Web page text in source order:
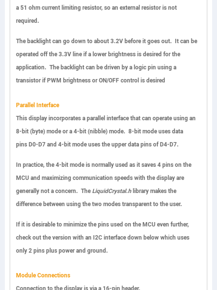
a 51 ohm current limiting resistor, so an external resistor is not
required.
The backlight can go down to about 3.2V before it goes out. It can be
operated off the 3.3V line if a lower brightness is desired for the
application. The backlight can be driven by a logic pin using a
transistor if PWM brightness or ON/OFF control is desired
Parallel Interface
This display incorporates a parallel interface that can operate using an
8-bit (byte) mode or a 4-bit (nibble) mode. 8-bit mode uses data
pinsD0-D7and 4-bit mode uses the upper data pins ofD4-D7.
In practice, the 4-bit mode is normally used as it saves 4 pins on the
MCU and maximizing communication speeds with the display are
generally not a concern. The LiquidCrystal.hlibrary makes the
difference between using the two modes transparent to the user.
If it is desirable to minimize the pins used on the MCU even further,
check out the version with an I2C interface down below which uses
only 2 pins plus power and ground.
Module Connections